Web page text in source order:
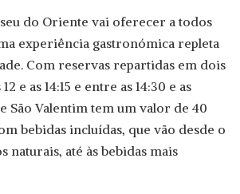
do Oriente vai oferecer a todos
experiência gastronómica repleta
Com reservas repartidas em dois
e as 14:15 e entre as 14:30 e as
São Valentim tem um valor de 40
bebidas incluídas, que vão desde o
naturais, até às bebidas mais